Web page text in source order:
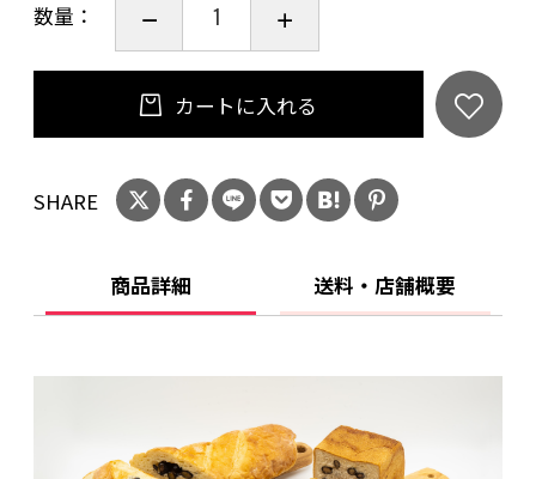
黒豆ごろごろ：２個
黒豆あんぱん：２個
【賞味期限】
裏面に記載（保存方法を守り、未解凍の場合に
限る）
装ごとに異なる場合があります）
【保存上の注意】
数量：
カートに入れる
SHARE
商品詳細 送料・店舗概要